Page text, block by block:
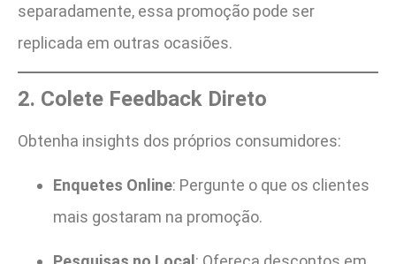
separadamente, essa promoção pode ser
replicada em outras ocasiões.
2. Colete Feedback Direto
Obtenha insights dos próprios consumidores:
Enquetes Online: Pergunte o que os clientes
mais gostaram na promoção.